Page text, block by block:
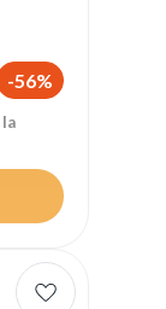
-56%